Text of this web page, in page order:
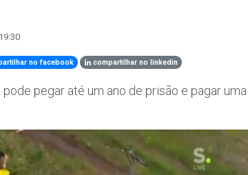
no facebook compartilhar no linkedin
pegar até um ano de prisão e pagar uma